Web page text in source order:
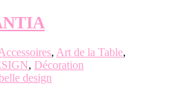
, Art de la Table,
, Décoration
design